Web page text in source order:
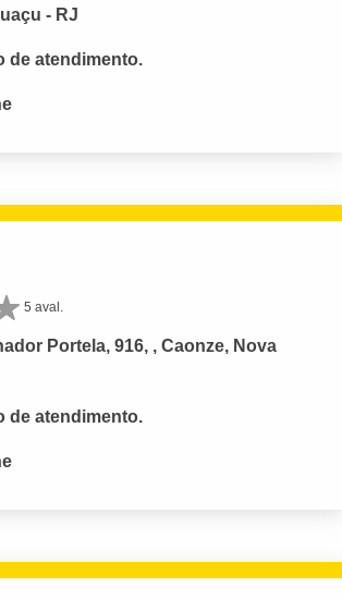
- RJ
de atendimento.
5 aval.
Portela, 916, , Caonze, Nova
de atendimento.